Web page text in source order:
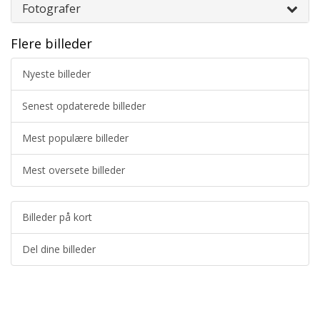
Fotografer
Flere billeder
Nyeste billeder
Senest opdaterede billeder
Mest populære billeder
Mest oversete billeder
Billeder på kort
Del dine billeder